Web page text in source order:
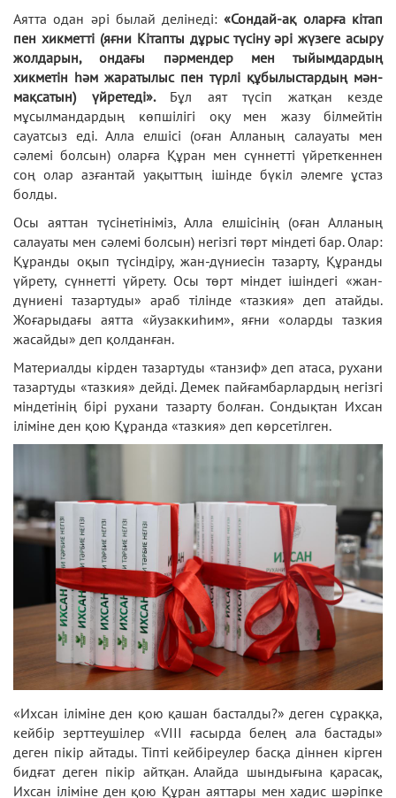
Аятта одан әрі былай делінеді: «Сондай-ақ оларға кітап
пен хикметті (яғни Кітапты дұрыс түсіну әрі жүзеге асыру
жолдарын, ондағы пәрмендер мен тыйымдардың
хикметін һәм жаратылыс пен түрлі құбылыстардың мән-
мақсатын) үйретеді». Бұл аят түсіп жатқан кезде
мұсылмандардың көпшілігі оқу мен жазу білмейтін
сауатсыз еді. Алла елшісі (оған Алланың салауаты мен
сәлемі болсын) оларға Құран мен сүннетті үйреткеннен
соң олар азғантай уақыттың ішінде бүкіл әлемге ұстаз
болды.
Осы аяттан түсінетініміз, Алла елшісінің (оған Алланың
салауаты мен сәлемі болсын) негізгі төрт міндеті бар. Олар:
Құранды оқып түсіндіру, жан-дүниесін тазарту, Құранды
үйрету, сүннетті үйрету. Осы төрт міндет ішіндегі «жан-
дүниені тазартуды» араб тілінде «тазкия» деп атайды.
Жоғарыдағы аятта «йузаккиһим», яғни «оларды тазкия
жасайды» деп қолданған.
Материалды кірден тазартуды «танзиф» деп атаса, рухани
тазартуды «тазкия» дейді. Демек пайғамбарлардың негізгі
міндетінің бірі рухани тазарту болған. Сондықтан Ихсан
іліміне ден қою Құранда «тазкия» деп көрсетілген.
«Ихсан іліміне ден қою қашан басталды?» деген сұраққа,
кейбір зерттеушілер «VIII ғасырда белең ала бастады»
деген пікір айтады. Тіпті кейбіреулер басқа діннен кірген
бидғат деген пікір айтқан. Алайда шындығына қарасақ,
Ихсан іліміне ден қою Құран аяттары мен хадис шәріпке